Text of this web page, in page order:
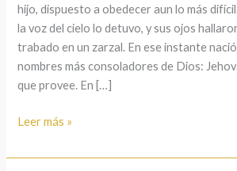
hijo, dispuesto a obedecer aun lo más
la voz del cielo lo detuvo, y sus ojos
trabado en un zarzal. En ese instante
nombres más consoladores de Dios:
que provee. En […]
Leer más »